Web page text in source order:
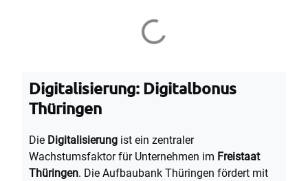
Digitalisierung: Digitalbonus
Thüringen
Die Digitalisierung ist ein zentraler
Wachstumsfaktor für Unternehmen im Freistaat
Thüringen. Die Aufbaubank Thüringen fördert mit